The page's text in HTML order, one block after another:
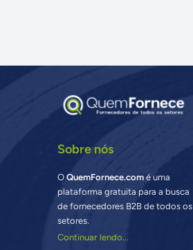
Sobre nós
OQuemFornece.com é uma
plataforma gratuita para a busca
de fornecedores B2B de todos os
setores.
Continuar lendo...